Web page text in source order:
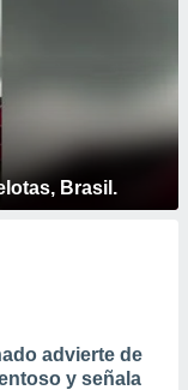
Brasil.
advierte de
y señala